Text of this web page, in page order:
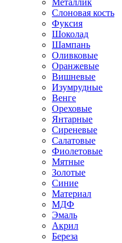
Металлик
Слоновая кость
Фуксия
Шоколад
Шампань
Оливковые
Оранжевые
Вишневые
Изумрудные
Венге
Ореховые
Янтарные
Сиреневые
Салатовые
Фиолетовые
Мятные
Золотые
Синие
Материал
МДФ
Эмаль
Акрил
Береза